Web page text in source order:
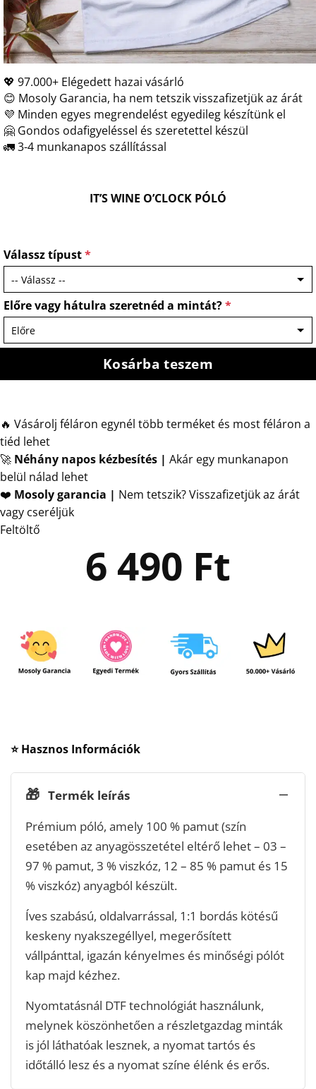
💖 97.000+ Elégedett hazai vásárló
😊 Mosoly Garancia, ha nem tetszik visszafizetjük az árát
💜 Minden egyes megrendelést egyedileg készítünk el
🤗 Gondos odafigyeléssel és szeretettel készül
🚛 3-4 munkanapos szállítással
IT’S WINE O’CLOCK PÓLÓ
Válassz típust*
Előre vagy hátulra szeretnéd a mintát?*
Kosárba teszem
🔥 Vásárolj féláron egynél több terméket és most féláron a
tiéd lehet
🚀 Néhány napos kézbesítés | Akár egy munkanapon
belül nálad lehet
❤️ Mosoly garancia | Nem tetszik? Visszafizetjük az árát
vagy cseréljük
Feltöltő
6 490 Ft
⭐ Hasznos Információk
🎁 Termék leírás
Prémium póló, amely 100 % pamut (szín
esetében az anyagösszetétel eltérő lehet – 03 –
97 % pamut, 3 % viszkóz, 12 – 85 % pamut és 15
% viszkóz) anyagból készült.
Íves szabású, oldalvarrással, 1:1 bordás kötésű
keskeny nyakszegéllyel, megerősített
vállpánttal, igazán kényelmes és minőségi pólót
kap majd kézhez.
Nyomtatásnál DTF technológiát használunk,
melynek köszönhetően a részletgazdag minták
is jól láthatóak lesznek, a nyomat tartós és
időtálló lesz és a nyomat színe élénk és erős.